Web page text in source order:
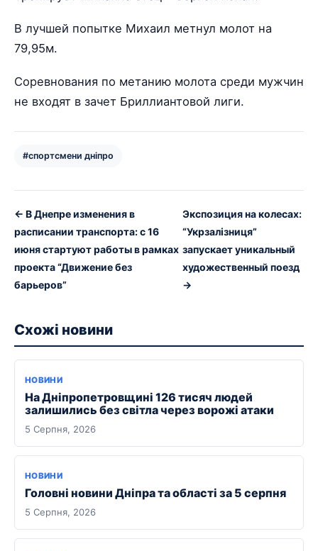
В лучшей попытке Михаил метнул молот на
79,95м.
Соревнования по метанию молота среди мужчин
не входят в зачет Бриллиантовой лиги.
#спортсмени дніпро
← В Днепре изменения в
расписании транспорта: с 16
июня стартуют работы в рамках
проекта “Движение без
барьеров”
Экспозиция на колесах:
“Укрзалізниця”
запускает уникальный
художественный поезд
→
Схожі новини
НОВИНИ
На Дніпропетровщині 126 тисяч людей
залишились без світла через ворожі атаки
5 Серпня, 2026
НОВИНИ
Головні новини Дніпра та області за 5 серпня
5 Серпня, 2026